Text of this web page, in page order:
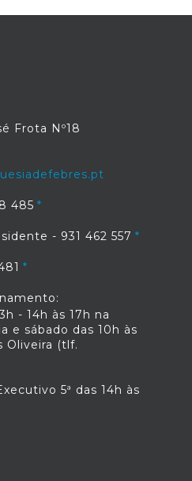
Frota Nº18
485
- 931 462 557
- 14h às 17h na
e sábado das 10h às
Oliveira (tlf.
5ª das 14h às